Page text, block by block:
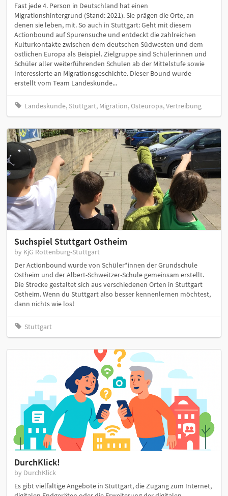
Fast jede 4. Person in Deutschland hat einen
Migrationshintergrund (Stand: 2021). Sie prägen die Orte, an
denen sie leben, mit. So auch in Stuttgart: Geht mit diesem
Actionbound auf Spurensuche und entdeckt die zahlreichen
Kulturkontakte zwischen dem deutschen Südwesten und dem
östlichen Europa als Beispiel. Zielgruppe sind Schülerinnen und
Schüler aller weiterführenden Schulen ab der Mittelstufe sowie
Interessierte an Migrationsgeschichte. Dieser Bound wurde
erstellt vom Team Landeskunde...
Landeskunde, Stuttgart, Migration, Osteuropa, Vertreibung
Suchspiel Stuttgart Ostheim
by KjG Rottenburg-Stuttgart
Der Actionbound wurde von Schüler*innen der Grundschule
Ostheim und der Albert-Schweitzer-Schule gemeinsam erstellt.
Die Strecke gestaltet sich aus verschiedenen Orten in Stuttgart
Ostheim. Wenn du Stuttgart also besser kennenlernen möchtest,
dann nichts wie los!
Stuttgart
DurchKlick!
by DurchKlick
Es gibt vielfältige Angebote in Stuttgart, die Zugang zum Internet,